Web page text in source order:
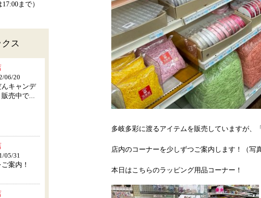
多岐多彩に渡るアイテムを販売していますが、
店内のコーナーを少しずつご案内します！（写
本日はこちらのラッピング用品コーナー！
まで）
ス
06/20
んキャンデ
売中で...
05/31
案内！